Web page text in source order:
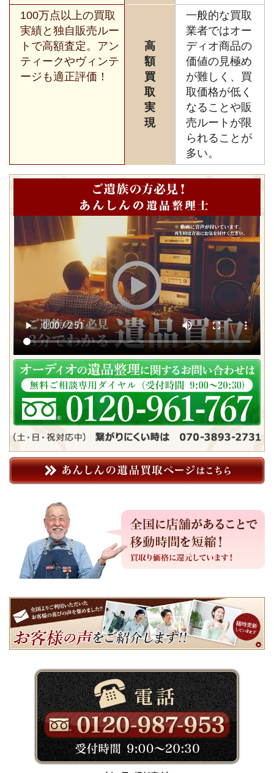
100万点以上の買取
実績と独自販売ルー
トで高額査定。アン
ティークやヴィンテ
ージも適正評価！
高
額
買
取
実
現
一般的な買取
業者ではオー
ディオ商品の
価値の見極め
が難しく、買
取価格が低く
なることや販
売ルートが限
られることが
多い。